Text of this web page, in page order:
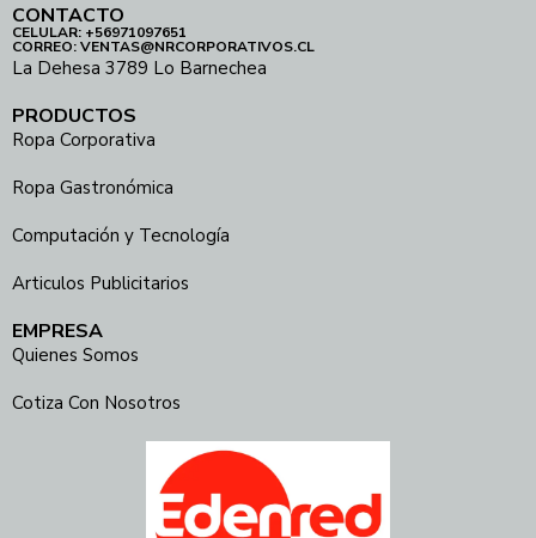
CONTACTO
CELULAR: +56971097651
CORREO: VENTAS@NRCORPORATIVOS.CL
La Dehesa 3789 Lo Barnechea
PRODUCTOS
Ropa Corporativa
Ropa Gastronómica
Computación y Tecnología
Articulos Publicitarios
EMPRESA
Quienes Somos
Cotiza Con Nosotros